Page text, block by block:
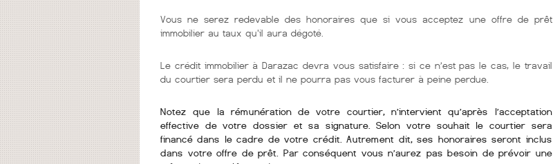
Vous ne serez redevable des honoraires que si vous acceptez une offre de prêt
immobilier au taux qu'il aura dégoté.
Le crédit immobilier à Darazac devra vous satisfaire : si ce n’est pas le cas, le travail
du courtier sera perdu et il ne pourra pas vous facturer à peine perdue.
Notez que la rémunération de votre courtier, n’intervient qu’après l’acceptation
effective de votre dossier et sa signature. Selon votre souhait le courtier sera
financé dans le cadre de votre crédit. Autrement dit, ses honoraires seront inclus
dans votre offre de prêt. Par conséquent vous n’aurez pas besoin de prévoir une